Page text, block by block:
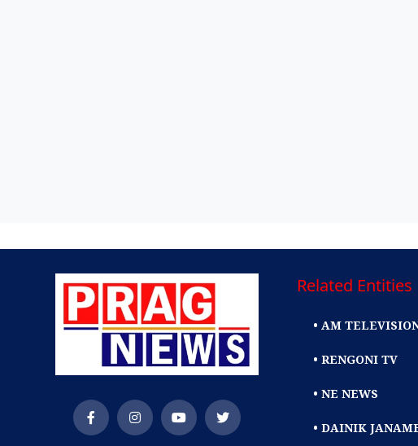
Related Entities
• AM
• RENGONI TV
• NE NEWS
• DAINIK